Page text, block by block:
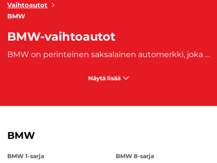
Vaihtoautot
BMW
BMW-vaihtoautot
BMW on perinteinen saksalainen automerkki, joka on perustettu vuonna 1916. BMW-vaihtoautot tarjoavat tinkimätöntä laatua ja innovatiivista teknologiaa, joka tekee ajamisesta nautinnollista ja turvallista. Jokainen BMW-vaihtoauto on suunniteltu tarjoamaan ainutlaatuisia ajokokemuksia ja luomaan vahvan yhteyden tien ja kuljettajan välille. BMW-vaihtoautoja on tarjolla laaja mallivalikoima, josta löytyy varmasti jokaiselle sopiva vaihtoehto. Hanki BMW-vaihtoauto ja nauti ainutlaatuisesta ajokokemuksesta, jonka vain BMW voi tarjota. Tutustu laajaan BMW-vaihtoautojen valikoimaamme ja osta juuri sinun tarpeisiisi sopiva Bemari yksilö!
Näytä lisää
BMW
BMW 1-sarja
BMW 8-sarja